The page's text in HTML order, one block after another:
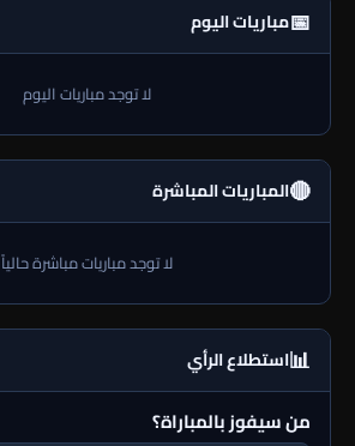
📅مباريات اليوم
لا توجد مباريات اليوم
🔴المباريات المباشرة
لا توجد مباريات مباشرة حالياً
📊استطلاع الرأي
من سيفوز بالمباراة؟